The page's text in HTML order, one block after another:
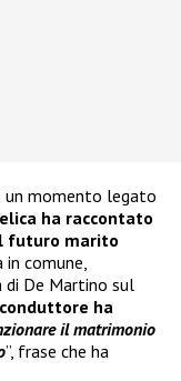
un momento legato
ha raccontato
futuro marito
comune,
De Martino sul
conduttore ha
il matrimonio
”, frase che ha